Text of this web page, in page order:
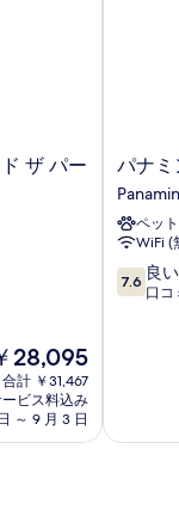
ザ パー
28,095
合計 ￥31,467
ビス料込み
～ 9 月 3 日
パ
ナ
ミ
ン
ト
ス
プ
ー
パナミ
ペッ
WiFi (
10
段
コ
7.6 良い
口コ